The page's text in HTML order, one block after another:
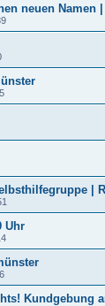
neuen Namen
|
Uhr
Kundgebung